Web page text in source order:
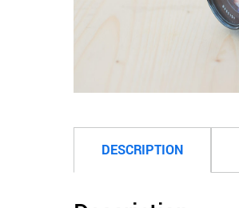
DESCRIPTION